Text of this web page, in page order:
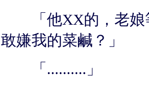
「他XX的，老娘
敢嫌我的菜鹹？」
「..........」